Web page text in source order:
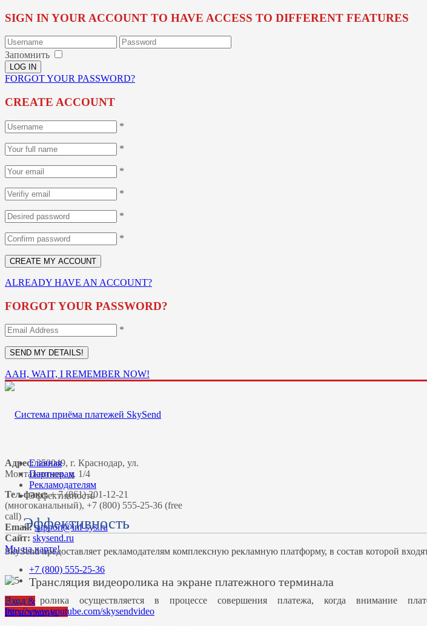
SIGN IN YOUR ACCOUNT TO HAVE ACCESS TO DIFFERENT FEATURES
Запомнить
FORGOT YOUR PASSWORD?
CREATE ACCOUNT
*
*
*
*
*
*
ALREADY HAVE AN ACCOUNT?
FORGOT YOUR PASSWORD?
*
AAH, WAIT, I REMEMBER NOW!
Адрес:350049, г. Краснодар, ул.
Монтажников, д. 1/4
Тел-факс:+ 7 (861) 201-12-21
(многоканальный), +7 (800) 555-25-36 (free
call)
Email:
Сайт: skysend.ru
Мы на карте!
+7 (800) 555-25-36
Вход &
Регистрация
Главная
Партнерам
Рекламодателям
Эффективность
Эффективность
SkySend предоставляет рекламодателям комплексную рекламную платформу, в состав которой
Трансляция видеоролика на экране платежного терминала
Показ ролика осуществляется в процессе совершения платежа, когда внимание
http://www.youtube.com/skysendvideo